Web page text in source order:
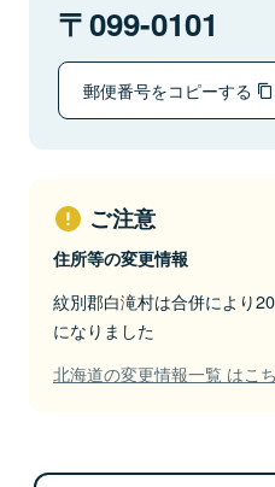
099-0101
郵便番号をコピーする
ご注意
住所等の変更情報
紋別郡白滝村は合併により
になりました
北海道の変更情報一覧 はこ